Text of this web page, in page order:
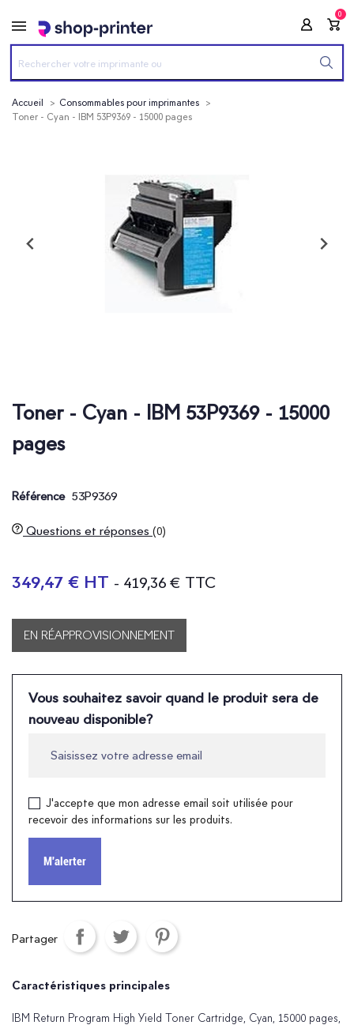
0
Accueil
Consommables pour imprimantes
Toner - Cyan - IBM 53P9369 - 15000 pages
Toner - Cyan - IBM 53P9369 - 15000
pages
Référence 53P9369
Questions et réponses (0)
349,47 € HT - 419,36 € TTC
EN RÉAPPROVISIONNEMENT
Vous souhaitez savoir quand le produit sera de
nouveau disponible?
J'accepte que mon adresse email soit utilisée pour
recevoir des informations sur les produits.
M'alerter
Partager
Caractéristiques principales
IBM Return Program High Yield Toner Cartridge, Cyan, 15000 pages,